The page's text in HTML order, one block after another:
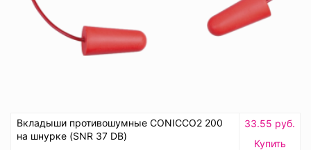
Вкладыши противошумные CONICCO2 200
на шнурке (SNR 37 DB)
33.55 руб.
Купить